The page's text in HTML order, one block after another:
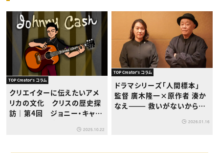
TOP Creator's コラム
クリエイターに伝えたいアメ
リカの文化 クリスの歴史探
訪｜第4回 ジョニー・キャッ
2025.10.22
TOP Creator's コラム
ドラマシリーズ「人間標本」
監督 廣木隆一×原作者 湊か
なえ——— 救いがないからこ
2026.01.16